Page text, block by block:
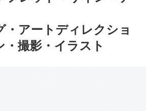
・アートディレクショ
・撮影・イラスト